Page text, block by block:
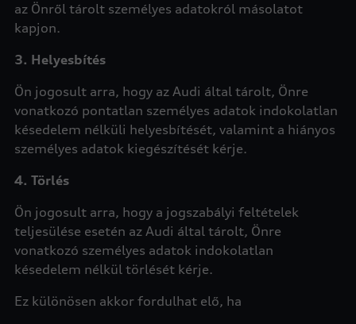
az Önről tárolt személyes adatokról másolatot
kapjon.
3. Helyesbítés
Ön jogosult arra, hogy az Audi által tárolt, Önre
vonatkozó pontatlan személyes adatok indokolatlan
késedelem nélküli helyesbítését, valamint a hiányos
személyes adatok kiegészítését kérje.
4. Törlés
Ön jogosult arra, hogy a jogszabályi feltételek
teljesülése esetén az Audi által tárolt, Önre
vonatkozó személyes adatok indokolatlan
késedelem nélkül törlését kérje.
Ez különösen akkor fordulhat elő, ha